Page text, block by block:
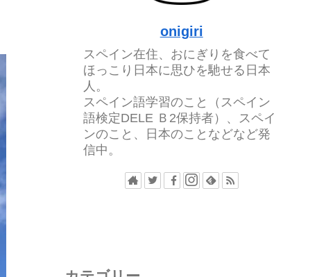
onigiri
スペイン在住、おにぎりを食べて
ほっこり日本に思ひを馳せる日本
人。
スペイン語学習のこと（スペイン
語検定DELE Ｂ2保持者）、スペイ
ンのこと、日本のことなどなど発
信中。